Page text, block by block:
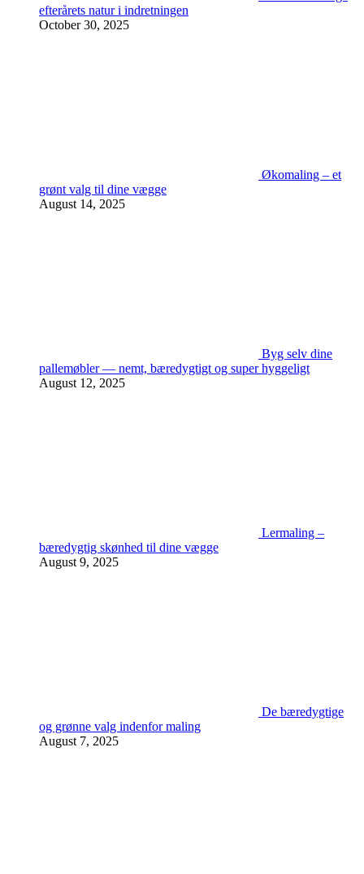
efterårets natur i indretningen
October 30, 2025
Økomaling – et
grønt valg til dine vægge
August 14, 2025
Byg selv dine
pallemøbler — nemt, bæredygtigt og super hyggeligt
August 12, 2025
Lermaling –
bæredygtig skønhed til dine vægge
August 9, 2025
De bæredygtige
og grønne valg indenfor maling
August 7, 2025